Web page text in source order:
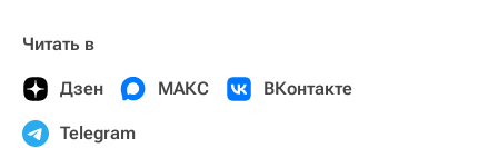
Читать в
Дзен МАКС ВКонтакте
Telegram